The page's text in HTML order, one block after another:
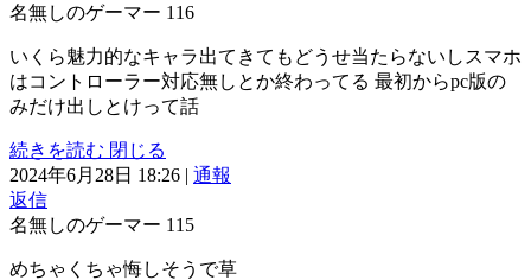
名無しのゲーマー 116
いくら魅力的なキャラ出てきてもどうせ当たらないしスマホ
はコントローラー対応無しとか終わってる 最初からpc版の
みだけ出しとけって話
続きを読む 閉じる
2024年6月28日 18:26 | 通報
返信
名無しのゲーマー 115
めちゃくちゃ悔しそうで草